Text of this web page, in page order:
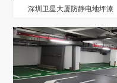
深圳卫星大厦防静电地坪漆